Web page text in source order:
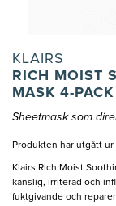
KLAIRS
RICH MOIST
MASK 4-PACK
Sheetmask som
Produkten har utgått
Klairs Rich Moist
känslig, irriterad och
fuktgivande och